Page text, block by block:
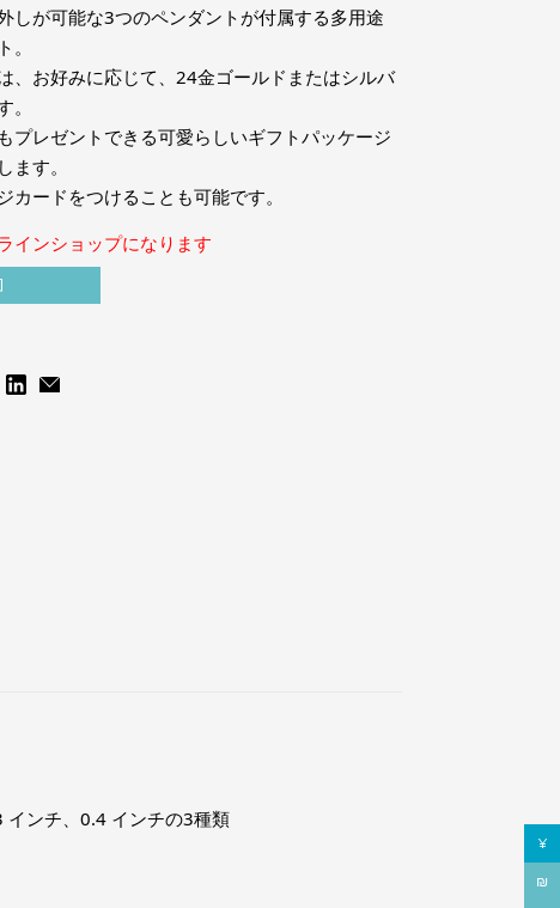
¥
₪
しが可能な3つのペンダントが付属する多用途
、お好みに応じて、24金ゴールドまたはシルバ
プレゼントできる可愛らしいギフトパッケージ
ます。
カードをつけることも可能です。
インショップになります
ンチ、0.4 インチの3種類